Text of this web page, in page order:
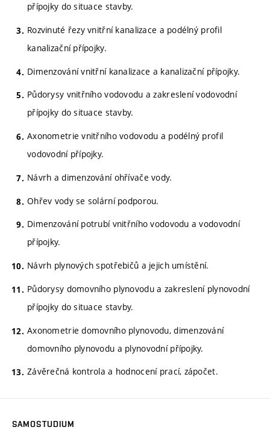
přípojky do situace stavby.
Rozvinuté řezy vnitřní kanalizace a podélný profil
kanalizační přípojky.
Dimenzování vnitřní kanalizace a kanalizační přípojky.
Půdorysy vnitřního vodovodu a zakreslení vodovodní
přípojky do situace stavby.
Axonometrie vnitřního vodovodu a podélný profil
vodovodní přípojky.
Návrh a dimenzování ohřívače vody.
Ohřev vody se solární podporou.
Dimenzování potrubí vnitřního vodovodu a vodovodní
přípojky.
Návrh plynových spotřebičů a jejich umístění.
Půdorysy domovního plynovodu a zakreslení plynovodní
přípojky do situace stavby.
Axonometrie domovního plynovodu, dimenzování
domovního plynovodu a plynovodní přípojky.
Závěrečná kontrola a hodnocení prací, zápočet.
SAMOSTUDIUM